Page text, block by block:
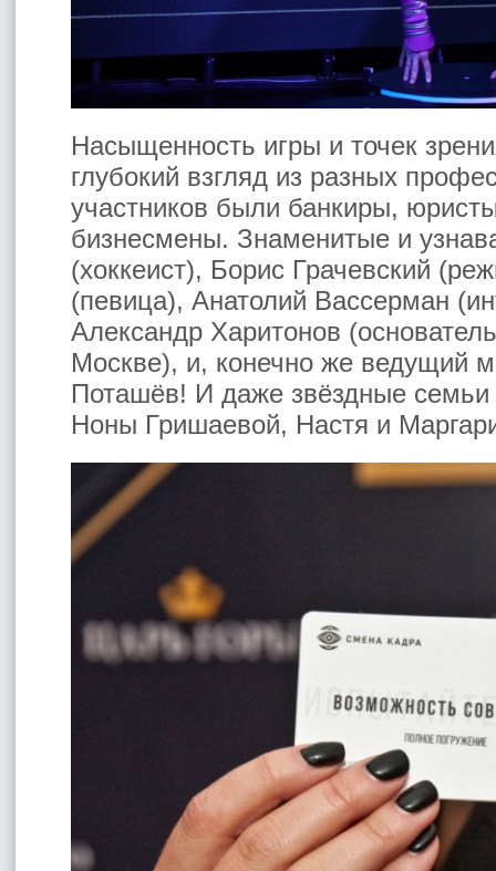
Насыщенность игры и точек
глубокий взгляд из разных
участников были банкиры,
бизнесмены. Знаменитые и
(хоккеист), Борис Грачевский
(певица), Анатолий Вассерман
Александр Харитонов
Москве), и, конечно же ведущий
Поташёв! И даже звёздные
Ноны Гришаевой, Настя и